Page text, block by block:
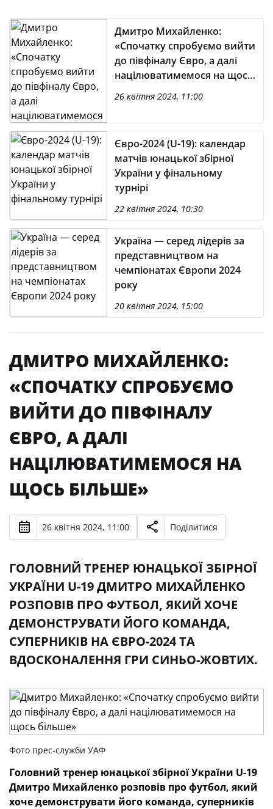
Дмитро Михайленко:
«Cпочатку спробуємо вийти
до півфіналу Євро, а далі
націлюватимемося на щось
більше»
26 квітня 2024, 11:00
Євро-2024 (U-19): календар
матчів юнацької збірної
України у фінальному
турнірі
22 квітня 2024, 10:30
Україна — серед лідерів за
представництвом на
чемпіонатах Європи 2024
року
20 квітня 2024, 15:00
ДМИТРО МИХАЙЛЕНКО:
«CПОЧАТКУ СПРОБУЄМО
ВИЙТИ ДО ПІВФІНАЛУ
ЄВРО, А ДАЛІ
НАЦІЛЮВАТИМЕМОСЯ НА
ЩОСЬ БІЛЬШЕ»
26 квітня 2024, 11:00 Поділитися
ГОЛОВНИЙ ТРЕНЕР ЮНАЦЬКОЇ ЗБІРНОЇ
УКРАЇНИ U-19 ДМИТРО МИХАЙЛЕНКО
РОЗПОВІВ ПРО ФУТБОЛ, ЯКИЙ ХОЧЕ
ДЕМОНСТРУВАТИ ЙОГО КОМАНДА,
СУПЕРНИКІВ НА ЄВРО-2024 ТА
ВДОСКОНАЛЕННЯ ГРИ СИНЬО-ЖОВТИХ.
Фото прес-служби УАФ
Головний тренер юнацької збірної України U-19
Дмитро Михайленко розповів про футбол, який
хоче демонструвати його команда, суперників